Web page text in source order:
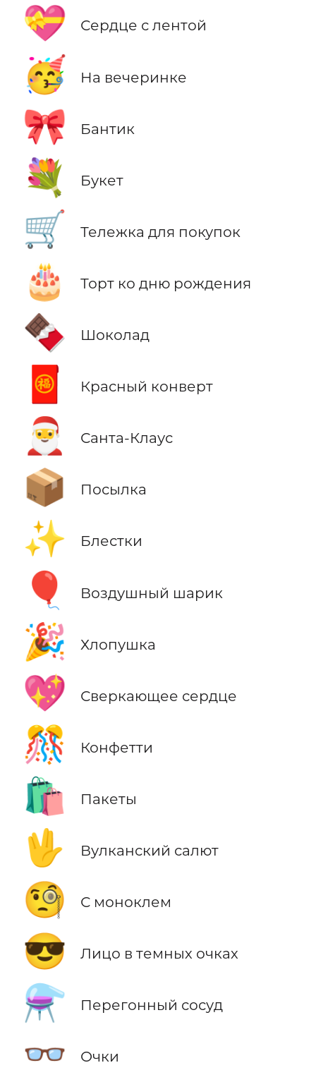
💝 Сердце с лентой
🥳 На вечеринке
🎀 Бантик
💐 Букет
🛒 Тележка для покупок
🎂 Торт ко дню рождения
🍫 Шоколад
🧧 Красный конверт
🎅 Санта-Клаус
📦 Посылка
✨ Блестки
🎈 Воздушный шарик
🎉 Хлопушка
💖 Сверкающее сердце
🎊 Конфетти
🛍️ Пакеты
🖖 Вулканский салют
🧐 С моноклем
😎 Лицо в темных очках
⚗️ Перегонный сосуд
👓 Очки